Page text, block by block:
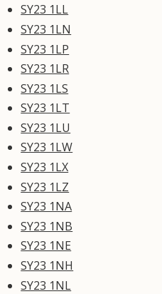
SY23 1LL
SY23 1LN
SY23 1LP
SY23 1LR
SY23 1LS
SY23 1LT
SY23 1LU
SY23 1LW
SY23 1LX
SY23 1LZ
SY23 1NA
SY23 1NB
SY23 1NE
SY23 1NH
SY23 1NL